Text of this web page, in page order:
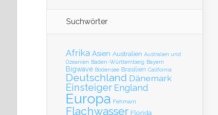
Suchwörter
Afrika Asien Australien Australien und
Ozeanien Baden-Württemberg Bayern
Bigwave Bodensee Brasilien California
Deutschland Dänemark
Einsteiger England
Europa Fehmarn
Flachwasser Florida